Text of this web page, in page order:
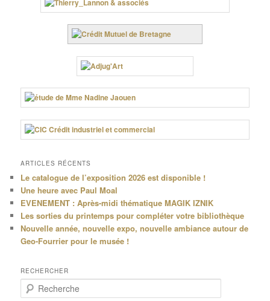
ARTICLES RÉCENTS
Le catalogue de l’exposition 2026 est disponible !
Une heure avec Paul Moal
EVENEMENT : Après-midi thématique MAGIK IZNIK
Les sorties du printemps pour compléter votre bibliothèque
Nouvelle année, nouvelle expo, nouvelle ambiance autour de
Geo-Fourrier pour le musée !
RECHERCHER
e